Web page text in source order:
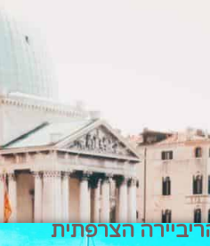
הצרפתית